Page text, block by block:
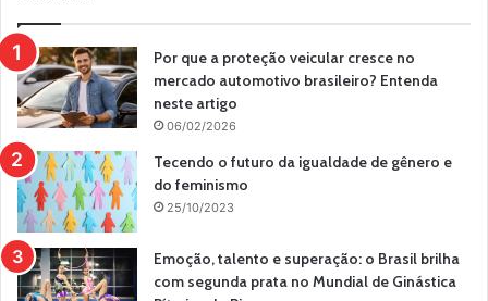
Por que a proteção veicular cresce no
mercado automotivo brasileiro? Entenda
neste artigo
06/02/2026
Tecendo o futuro da igualdade de gênero e
do feminismo
25/10/2023
Emoção, talento e superação: o Brasil brilha
com segunda prata no Mundial de Ginástica